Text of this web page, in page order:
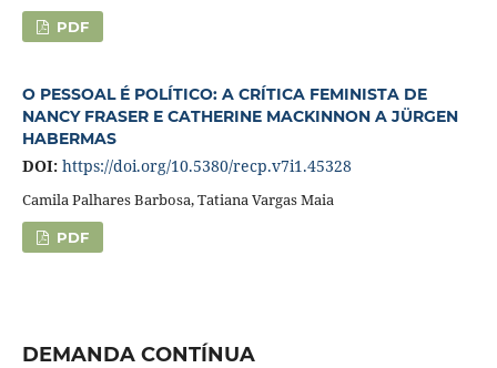
PDF
O PESSOAL É POLÍTICO: A CRÍTICA FEMINISTA DE
NANCY FRASER E CATHERINE MACKINNON A JÜRGEN
HABERMAS
DOI: https://doi.org/10.5380/recp.v7i1.45328
Camila Palhares Barbosa, Tatiana Vargas Maia
PDF
DEMANDA CONTÍNUA